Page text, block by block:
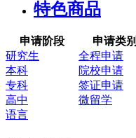
特色商品
申请阶段
申请类别
研究生
全程申请
本科
院校申请
专科
签证申请
高中
微留学
语言